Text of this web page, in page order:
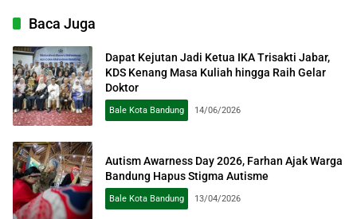
Baca Juga
Dapat Kejutan Jadi Ketua IKA Trisakti Jabar,
KDS Kenang Masa Kuliah hingga Raih Gelar
Doktor
Bale Kota Bandung 14/06/2026
Autism Awarness Day 2026, Farhan Ajak Warga
Bandung Hapus Stigma Autisme
Bale Kota Bandung 13/04/2026